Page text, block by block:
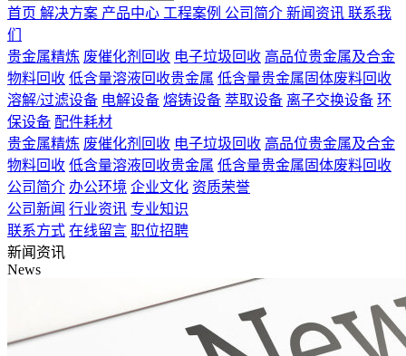
首页 解决方案 产品中心 工程案例 公司简介 新闻资讯 联系我
们
贵金属精炼 废催化剂回收 电子垃圾回收 高品位贵金属及合金
物料回收 低含量溶液回收贵金属 低含量贵金属固体废料回收
溶解/过滤设备 电解设备 熔铸设备 萃取设备 离子交换设备 环
保设备 配件耗材
贵金属精炼 废催化剂回收 电子垃圾回收 高品位贵金属及合金
物料回收 低含量溶液回收贵金属 低含量贵金属固体废料回收
公司简介 办公环境 企业文化 资质荣誉
公司新闻 行业资讯 专业知识
联系方式 在线留言 职位招聘
新闻资讯
News